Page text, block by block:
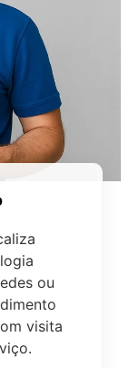
ou
visita